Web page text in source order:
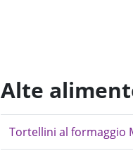
Alte
Tortellini al formaggio